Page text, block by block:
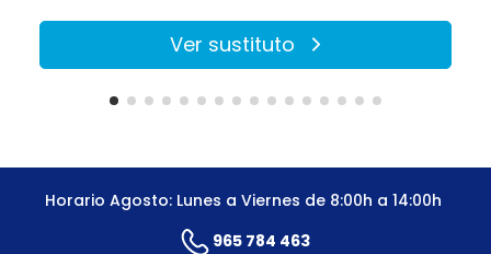
Ver sustituto
Horario Agosto: Lunes a Viernes de 8:00h a 14:00h
965 784 463